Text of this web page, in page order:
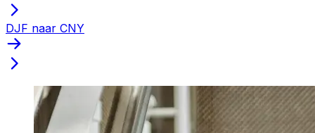
DJF naar CNY